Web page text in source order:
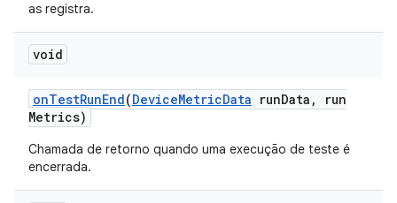
as registra.
void
onTestRunEnd(DeviceMetricData runData ,
run
Metrics)
Chamada de retorno quando uma execução de teste é
encerrada.